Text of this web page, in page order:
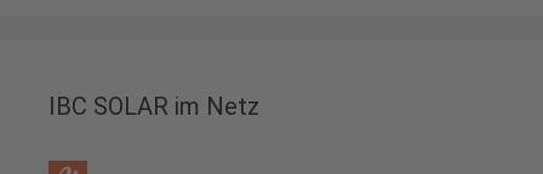
IBC SOLAR im Netz